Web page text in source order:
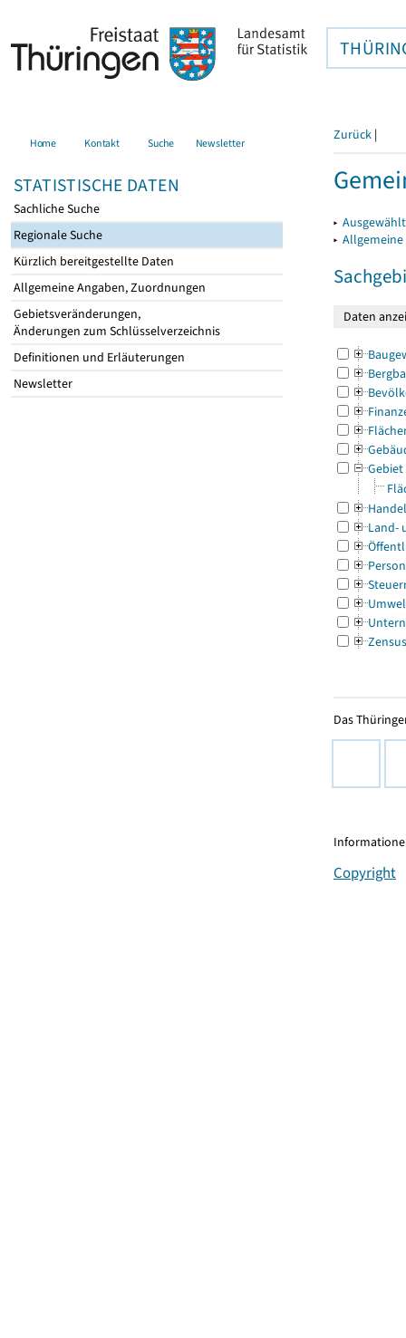
Home Kontakt Suche Newsletter
STATISTISCHE DATEN
Sachliche Suche
Regionale Suche
Kürzlich bereitgestellte Daten
Allgemeine Angaben, Zuordnungen
Gebietsveränderungen,
Änderungen zum Schlüsselverzeichnis
Definitionen und Erläuterungen
Newsletter
Zurück |
▸
▸
Gebiet
Land-
Zensus
Das
Copyright